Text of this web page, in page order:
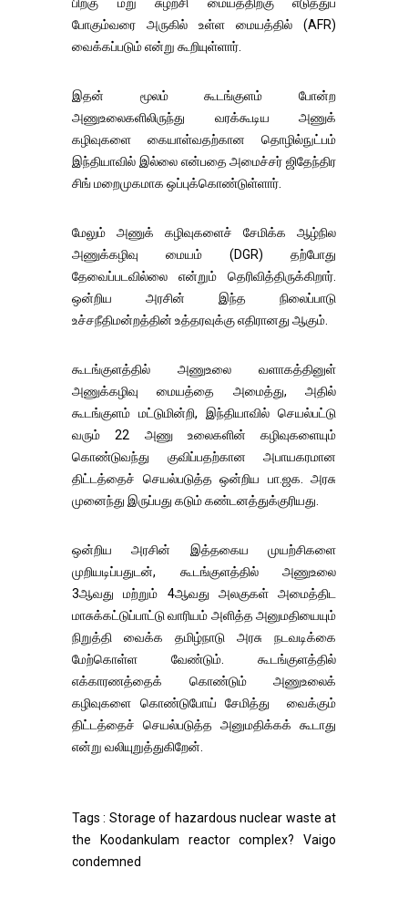
பிறகு மறு சுழற்சி மையத்திற்கு எடுத்துப்
போகும்வரை அருகில் உள்ள மையத்தில் (AFR)
வைக்கப்படும் என்று கூறியுள்ளார்.
இதன் மூலம் கூடங்குளம் போன்ற
அணுஉலைகளிலிருந்து வரக்கூடிய அணுக்
கழிவுகளை கையாள்வதற்கான தொழில்நுட்பம்
இந்தியாவில் இல்லை என்பதை அமைச்சர் ஜிதேந்திர
சிங் மறைமுகமாக ஒப்புக்கொண்டுள்ளார்.
மேலும் அணுக் கழிவுகளைச் சேமிக்க ஆழ்நில
அணுக்கழிவு மையம் (DGR) தற்போது
தேவைப்படவில்லை என்றும் தெரிவித்திருக்கிறார்.
ஒன்றிய அரசின் இந்த நிலைப்பாடு
உச்சநீதிமன்றத்தின் உத்தரவுக்கு எதிரானது ஆகும்.
கூடங்குளத்தில் அணுஉலை வளாகத்தினுள்
அணுக்கழிவு மையத்தை அமைத்து, அதில்
கூடங்குளம் மட்டுமின்றி, இந்தியாவில் செயல்பட்டு
வரும் 22 அணு உலைகளின் கழிவுகளையும்
கொண்டுவந்து குவிப்பதற்கான அபாயகரமான
திட்டத்தைச் செயல்படுத்த ஒன்றிய பா.ஜக. அரசு
முனைந்து இருப்பது கடும் கண்டனத்துக்குரியது.
ஒன்றிய அரசின் இத்தகைய முயற்சிகளை
முறியடிப்பதுடன், கூடங்குளத்தில் அணுஉலை
3ஆவது மற்றும் 4ஆவது அலகுகள் அமைத்திட
மாசுக்கட்டுப்பாட்டு வாரியம் அளித்த அனுமதியையும்
நிறுத்தி வைக்க தமிழ்நாடு அரசு நடவடிக்கை
மேற்கொள்ள வேண்டும். கூடங்குளத்தில்
எக்காரணத்தைக் கொண்டும் அணுஉலைக்
கழிவுகளை கொண்டுபோய் சேமித்து வைக்கும்
திட்டத்தைச் செயல்படுத்த அனுமதிக்கக் கூடாது
என்று வலியுறுத்துகிறேன்.
Tags : Storage of hazardous nuclear waste at
the Koodankulam reactor complex? Vaigo
condemned